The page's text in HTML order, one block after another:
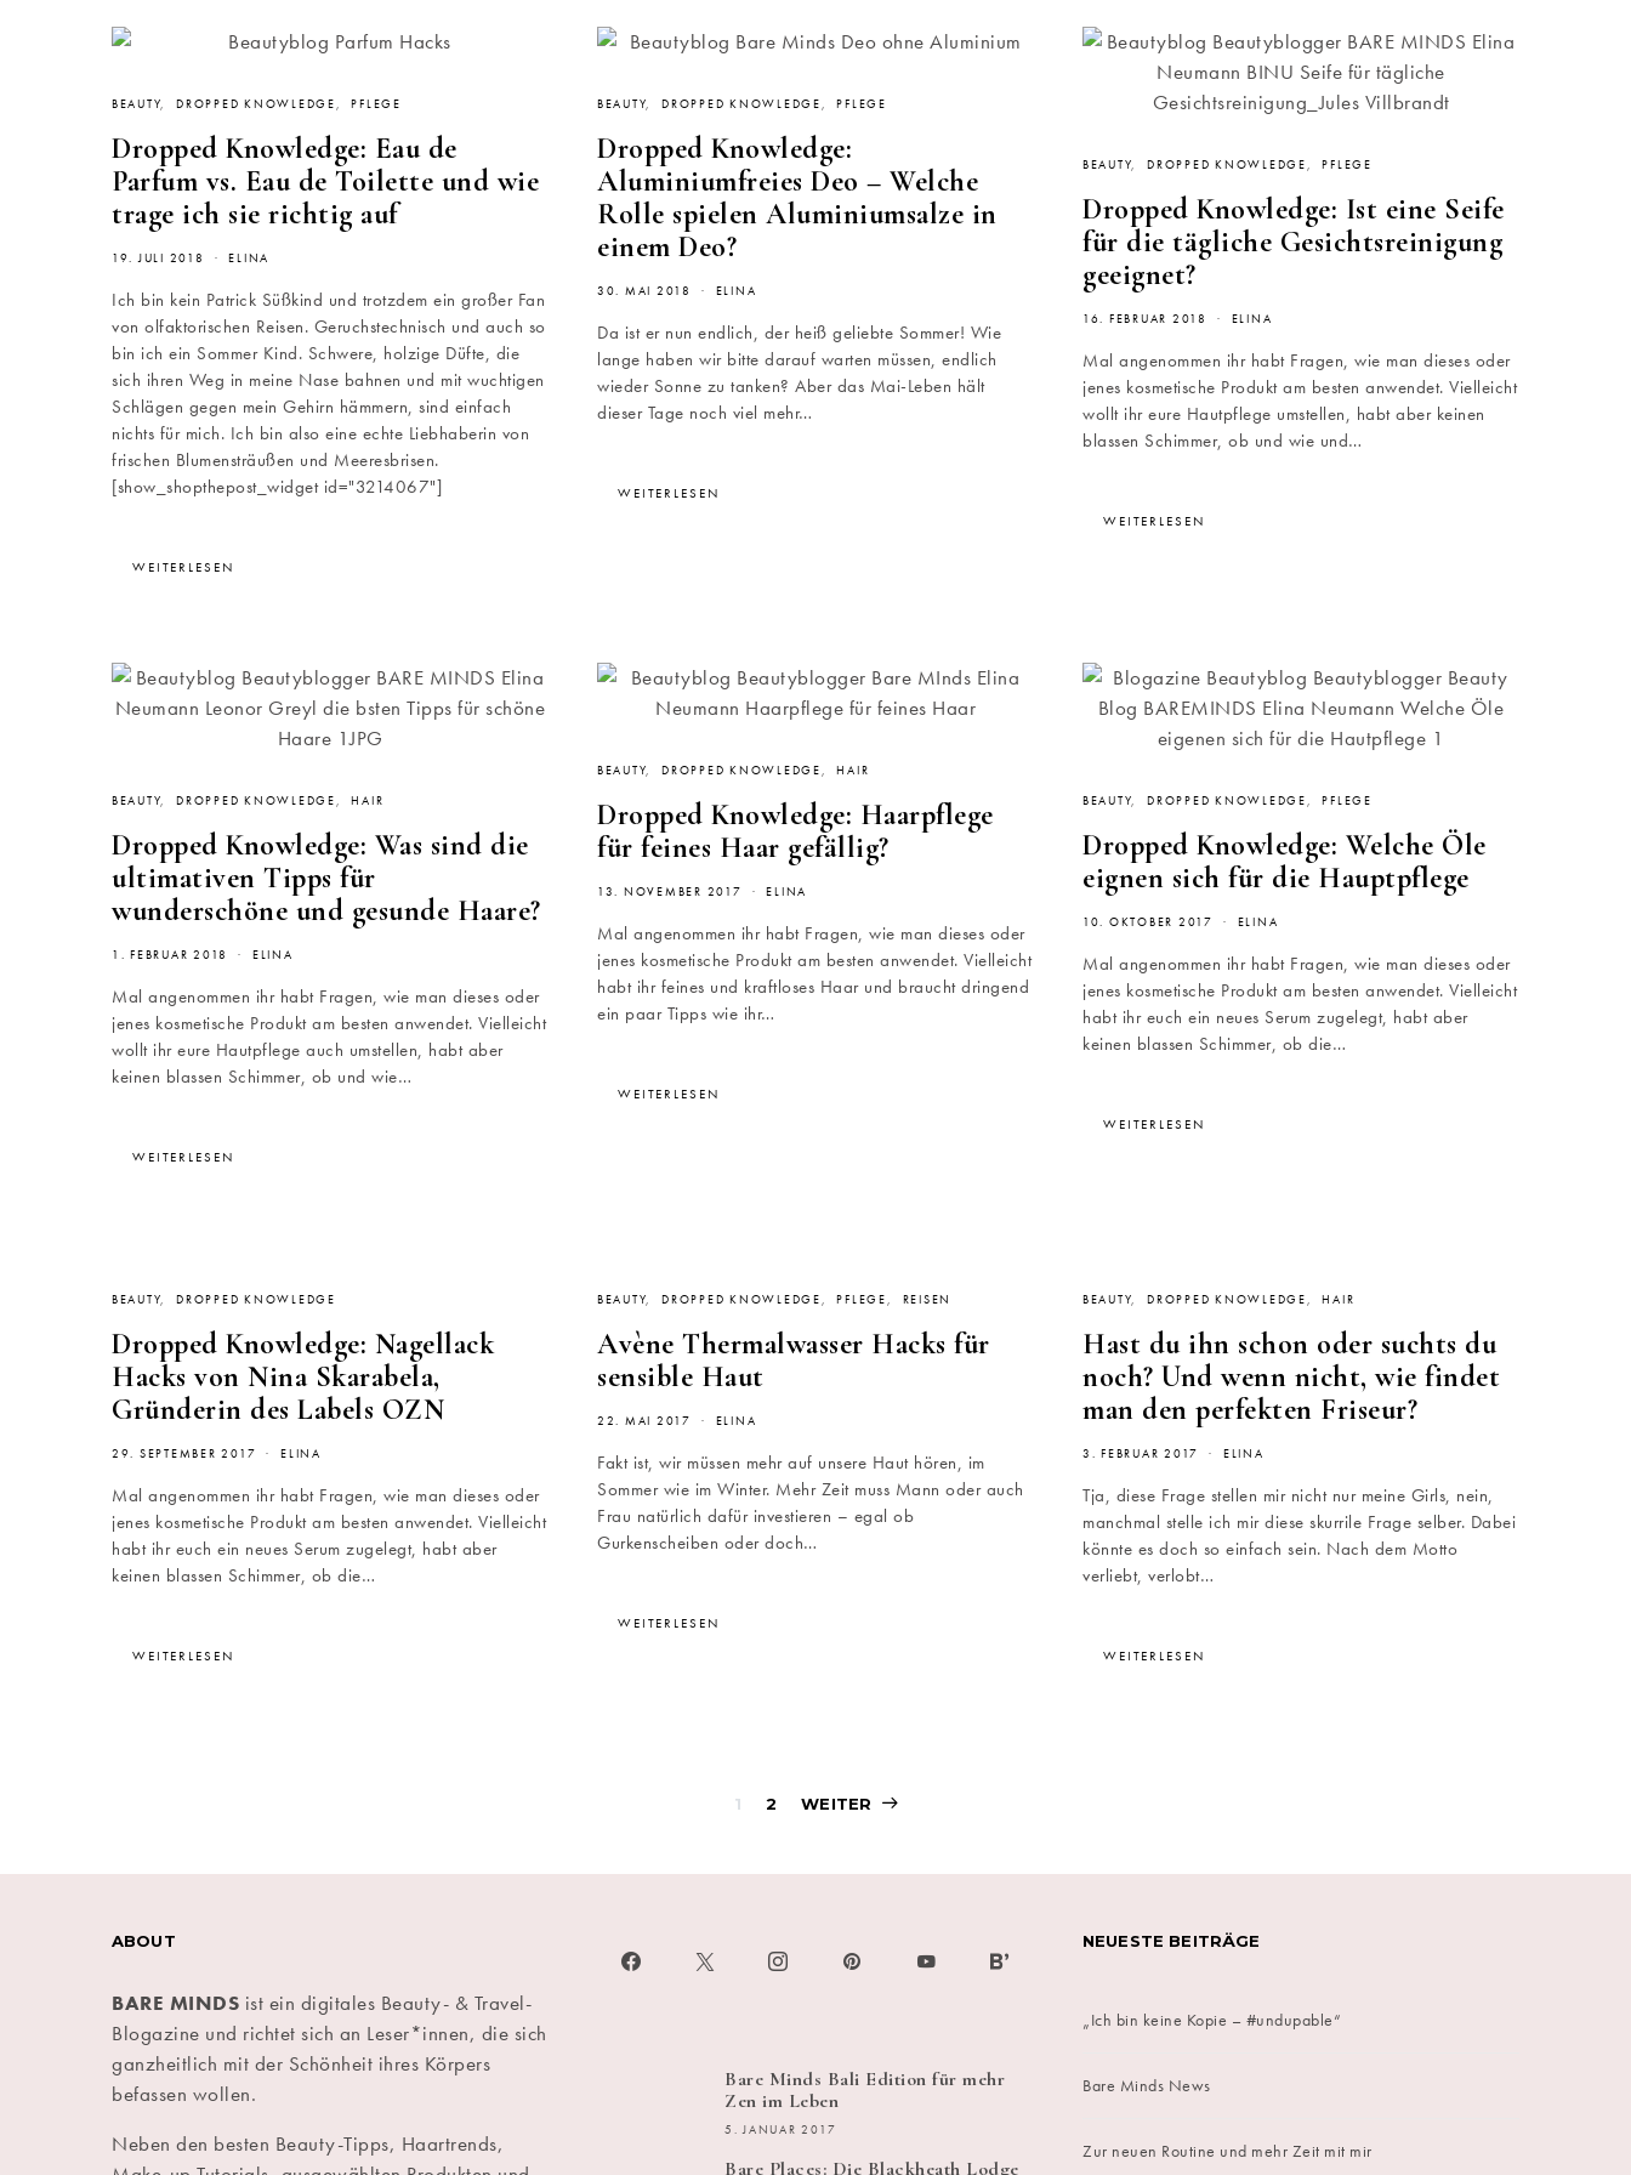
BEAUTY DROPPED KNOWLEDGE PFLEGE
Dropped Knowledge: Eau de
Parfum vs. Eau de Toilette und wie
trage ich sie richtig auf
19. JULI 2018 ELINA
Ich bin kein Patrick Süßkind und trotzdem ein großer Fan
von olfaktorischen Reisen. Geruchstechnisch und auch so
bin ich ein Sommer Kind. Schwere, holzige Düfte, die
sich ihren Weg in meine Nase bahnen und mit wuchtigen
Schlägen gegen mein Gehirn hämmern, sind einfach
nichts für mich. Ich bin also eine echte Liebhaberin von
frischen Blumensträußen und Meeresbrisen.
[show_shopthepost_widget id="3214067"]
WEITERLESEN
BEAUTY DROPPED KNOWLEDGE PFLEGE
Dropped Knowledge:
Aluminiumfreies Deo – Welche
Rolle spielen Aluminiumsalze in
einem Deo?
30. MAI 2018 ELINA
Da ist er nun endlich, der heiß geliebte Sommer! Wie
lange haben wir bitte darauf warten müssen, endlich
wieder Sonne zu tanken? Aber das Mai-Leben hält
dieser Tage noch viel mehr…
WEITERLESEN
BEAUTY DROPPED KNOWLEDGE PFLEGE
Dropped Knowledge: Ist eine Seife
für die tägliche Gesichtsreinigung
geeignet?
16. FEBRUAR 2018 ELINA
Mal angenommen ihr habt Fragen, wie man dieses oder
jenes kosmetische Produkt am besten anwendet. Vielleicht
wollt ihr eure Hautpflege umstellen, habt aber keinen
blassen Schimmer, ob und wie und…
WEITERLESEN
BEAUTY DROPPED KNOWLEDGE HAIR
Dropped Knowledge: Was sind die
ultimativen Tipps für
wunderschöne und gesunde Haare?
1. FEBRUAR 2018 ELINA
Mal angenommen ihr habt Fragen, wie man dieses oder
jenes kosmetische Produkt am besten anwendet. Vielleicht
wollt ihr eure Hautpflege auch umstellen, habt aber
keinen blassen Schimmer, ob und wie…
WEITERLESEN
BEAUTY DROPPED KNOWLEDGE HAIR
Dropped Knowledge: Haarpflege
für feines Haar gefällig?
13. NOVEMBER 2017 ELINA
Mal angenommen ihr habt Fragen, wie man dieses oder
jenes kosmetische Produkt am besten anwendet. Vielleicht
habt ihr feines und kraftloses Haar und braucht dringend
ein paar Tipps wie ihr…
WEITERLESEN
BEAUTY DROPPED KNOWLEDGE PFLEGE
Dropped Knowledge: Welche Öle
eignen sich für die Hauptpflege
10. OKTOBER 2017 ELINA
Mal angenommen ihr habt Fragen, wie man dieses oder
jenes kosmetische Produkt am besten anwendet. Vielleicht
habt ihr euch ein neues Serum zugelegt, habt aber
keinen blassen Schimmer, ob die…
WEITERLESEN
BEAUTY DROPPED KNOWLEDGE
Dropped Knowledge: Nagellack
Hacks von Nina Skarabela,
Gründerin des Labels OZN
29. SEPTEMBER 2017 ELINA
Mal angenommen ihr habt Fragen, wie man dieses oder
jenes kosmetische Produkt am besten anwendet. Vielleicht
habt ihr euch ein neues Serum zugelegt, habt aber
keinen blassen Schimmer, ob die…
WEITERLESEN
BEAUTY DROPPED KNOWLEDGE PFLEGE REISEN
Avène Thermalwasser Hacks für
sensible Haut
22. MAI 2017 ELINA
Fakt ist, wir müssen mehr auf unsere Haut hören, im
Sommer wie im Winter. Mehr Zeit muss Mann oder auch
Frau natürlich dafür investieren – egal ob
Gurkenscheiben oder doch…
WEITERLESEN
BEAUTY DROPPED KNOWLEDGE HAIR
Hast du ihn schon oder suchts du
noch? Und wenn nicht, wie findet
man den perfekten Friseur?
3. FEBRUAR 2017 ELINA
Tja, diese Frage stellen mir nicht nur meine Girls, nein,
manchmal stelle ich mir diese skurrile Frage selber. Dabei
könnte es doch so einfach sein. Nach dem Motto
verliebt, verlobt…
WEITERLESEN
Beitragsnavigation
1 2 WEITER
ABOUT
BARE MINDS ist ein digitales Beauty- & Travel-
Blogazine und richtet sich an Leser*innen, die sich
ganzheitlich mit der Schönheit ihres Körpers
befassen wollen.
Neben den besten Beauty-Tipps, Haartrends,
Bare Minds Bali Edition für mehr
Zen im Leben
5. JANUAR 2017
Bare Places: Die Blackheath Lodge
NEUESTE BEITRÄGE
„Ich bin keine Kopie – #undupable“
Bare Minds News
Zur neuen Routine und mehr Zeit mit mir